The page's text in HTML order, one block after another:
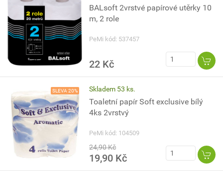
BALsoft 2vrstvé papírové utěrky 10
m, 2 role
PeMi kód: 537457
22 Kč
SLEVA 20% Skladem 53 ks.
Toaletní papír Soft exclusive bílý
4ks 2vrstvý
PeMi kód: 104509
24,90 Kč
19,90 Kč